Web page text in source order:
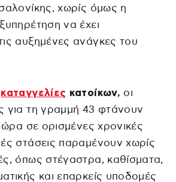
χωρίς όμως η
να έχει
αυξημένες ανάγκες του
καταγγελίες κατοίκων, οι
για τη γραμμή 43 φτάνουν
ώρα σε ορισμένες χρονικές
στάσεις παραμένουν χωρίς
όπως στέγαστρα, καθίσματα,
και επαρκείς υποδομές